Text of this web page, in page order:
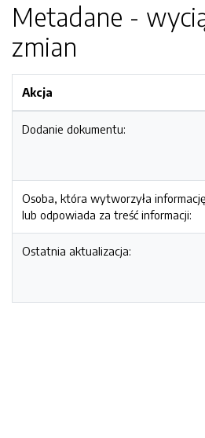
Metadane -
zmian
Akcja
Dodanie dokumentu:
Osoba, która wytworzyła informację
lub odpowiada za treść informacji:
Ostatnia aktualizacja: